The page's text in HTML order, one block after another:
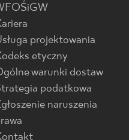
projektowania
etyczny
warunki dostaw
podatkowa
naruszenia